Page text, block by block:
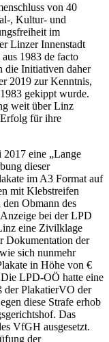
von 40
, Kultur- und
im
Linzer Innenstadt
1983 de facto
die Initiativen daher
2019 zur Kenntnis,
gekippt wurde.
weit über Linz
für ihre
eine „Lange
dieser
im A3 Format auf
mit Klebstreifen
Obmann des
bei der LPD
eine Zivilklage
Dokumentation der
sich nunmehr
in Höhe von €
LPD-OÖ hatte eine
der PlakatierVO der
diese Strafe erhob
Das
VfGH ausgesetzt.
der